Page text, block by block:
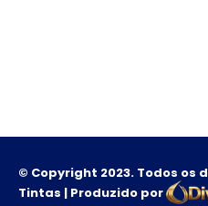
© Copyright 2023. Todos os
Tintas | Produzido por